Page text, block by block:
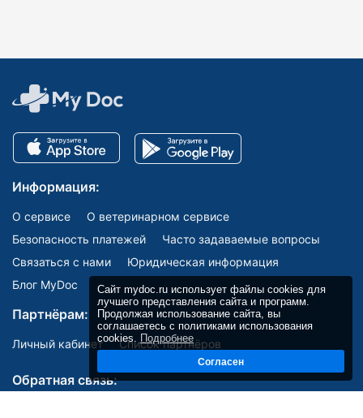
Сайт mydoc.ru использует файлы cookies для
лучшего представления сайта и программ.
Продолжая использование сайта, вы
соглашаетесь с политиками использования
cookies. Подробнее
Согласен
Информация:
О сервисе
О ветеринарном сервисе
Безопасность платежей
Часто задаваемые вопросы
Связаться с нами
Юридическая информация
Блог MyDoc
Партнёрам:
Личный кабинет Список партнёров
Обратная связь: